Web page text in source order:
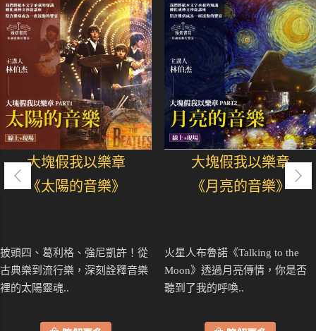
大塊假我以樂章
《太陽的音樂》
披頭四、葛利格、強尼凱許！從
古典樂到流行樂，深刻詮釋音樂
裡的太陽靈魂..
大塊假我以樂章
《月亮的音樂》
火星人布魯諾《Talking to the
Moon》透過月亮傳情，你是否
聽到了我的呼喚..